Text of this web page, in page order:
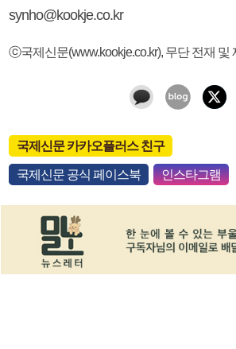
synho@kookje.co.kr
ⓒ국제신문(www.kookje.co.kr), 무단 전재 및
국제신문 카카오플러스 친구
국제신문 공식 페이스북 인스타그램